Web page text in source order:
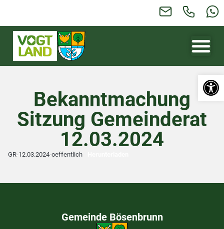
Bekanntmachung
Sitzung Gemeinderat
12.03.2024
GR-12.03.2024-oeffentlich
Gemeinde Bösenbrunn